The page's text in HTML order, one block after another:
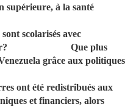
supérieure, à la santé
scolarisés avec
jour? Que plus
grâce aux politiques
ont été redistribués aux
et financiers, alors